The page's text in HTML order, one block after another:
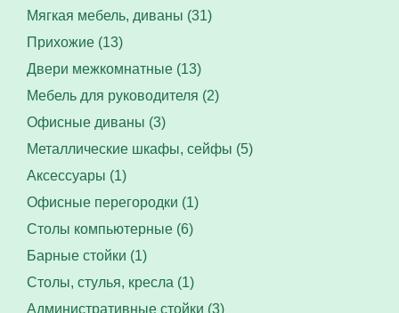
Мягкая мебель, диваны (31)
Прихожие (13)
Двери межкомнатные (13)
Мебель для руководителя (2)
Офисные диваны (3)
Металлические шкафы, сейфы (5)
Аксессуары (1)
Офисные перегородки (1)
Столы компьютерные (6)
Барные стойки (1)
Столы, стулья, кресла (1)
Административные стойки (3)